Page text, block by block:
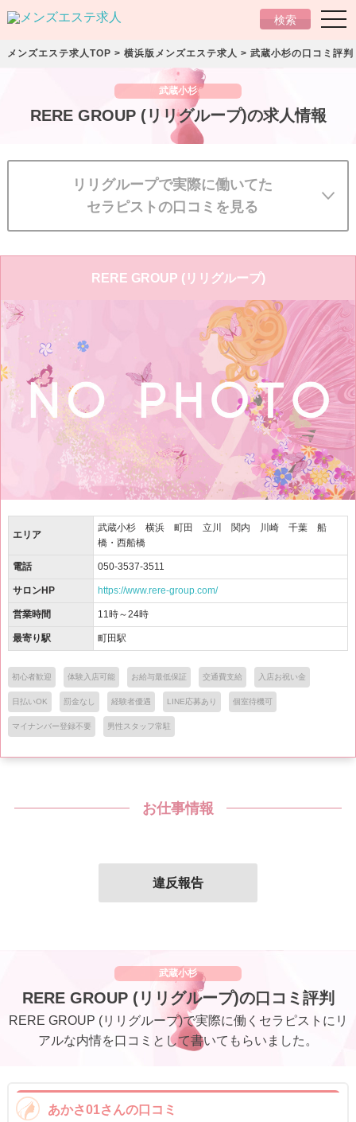
検索
メンズエステ求人TOP > 横浜版メンズエステ求人 > 武蔵小杉の口コミ評
武蔵小杉
RERE GROUP (リリグループ)の求人情報
リリグループで実際に働いてた
セラピストの口コミを見る
R E R E GROU P (リ リ グループ)
エリア
武蔵小杉 横浜 町田 立川 関内 川崎 千葉 船
橋・西船橋
電話 050-3537-3511
サロンHP https://www.rere-group.com/
営業時間 11時～24時
最寄り駅 町田駅
初心者歓迎 体験入店可能 お給与最低保証 交通費支給 入店お祝い金
日払いOK 罰金なし 経験者優遇 LINE応募あり 個室待機可
マイナンバー登録不要 男性スタッフ常駐
お仕事情報
違反報告
武蔵小杉
RERE GROUP (リリグループ)の口コミ評判
RERE GROUP (リリグループ)で実際に働くセラピストにリ
アルな内情を口コミとして書いてもらいました。
あかさ01さんの口コミ